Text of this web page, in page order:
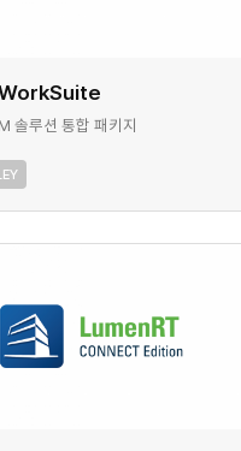
솔루션 통합 패키지